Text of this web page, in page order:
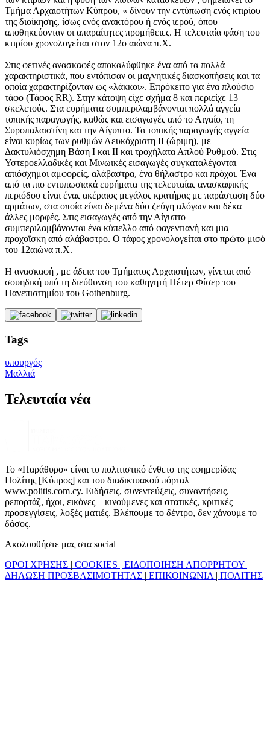
Τμήμα Αρχαιοτήτων Κύπρου, « δίνουν την εντύπωση ενός κτιρίου
της διοίκησης, ίσως ενός ανακτόρου ή ενός ιερού, όπου
αποθηκεύονταν οι απαραίτητες προμήθειες. Η τελευταία φάση του
κτιρίου χρονολογείται στον 12ο αιώνα π.Χ.
Στις φετινές ανασκαφές αποκαλύφθηκε ένα από τα πολλά
χαρακτηριστικά, που εντόπισαν οι μαγνητικές διασκοπήσεις και τα
οποία χαρακτηρίζονταν ως «λάκκοι». Επρόκειτο για ένα πλούσιο
τάφο (Τάφος RR). Στην κάτοψη είχε σχήμα 8 και περιείχε 13
σκελετούς. Στα ευρήματα συμπεριλαμβάνονται πολλά αγγεία
τοπικής παραγωγής, καθώς και εισαγωγές από το Αιγαίο, τη
Συροπαλαιστίνη και την Αίγυπτο. Τα τοπικής παραγωγής αγγεία
είναι κυρίως των ρυθμών Λευκόχριστη ΙΙ (ώριμη), με
Δακτυλιόσχημη Βάση Ι και ΙΙ και τροχήλατα Απλού Ρυθμού. Στις
Υστεροελλαδικές και Μινωικές εισαγωγές συγκαταλέγονται
απιόσχημοι αμφορείς, αλάβαστρα, ένα θήλαστρο και πρόχοι. Ένα
από τα πιο εντυπωσιακά ευρήματα της τελευταίας ανασκαφικής
περιόδου είναι ένας ακέραιος μεγάλος κρατήρας με παράσταση δύο
αρμάτων, στα οποία είναι δεμένα δύο ζεύγη αλόγων και δέκα
άλλες μορφές. Στις εισαγωγές από την Αίγυπτο
συμπεριλαμβάνονται ένα κύπελλο από φαγεντιανή και μια
προχοΐσκη από αλάβαστρο. Ο τάφος χρονολογείται στο πρώτο μισό
του 12αιώνα π.Χ.
Η ανασκαφή , με άδεια του Τμήματος Αρχαιοτήτων, γίνεται από
σουηδική υπό τη διεύθυνση του καθηγητή Πέτερ Φίσερ του
Πανεπιστημίου του Gothenburg.
Tags
υπουργός
Μαλλιά
Τελευταία νέα
Το «Παράθυρο» είναι το πολιτιστικό ένθετο της εφημερίδας
Πολίτης [Κύπρος] και του διαδικτυακού πόρταλ
www.politis.com.cy. Ειδήσεις, συνεντεύξεις, συναντήσεις,
ρεπορτάζ, ήχοι, εικόνες – κινούμενες και στατικές, κριτικές
προσεγγίσεις, λοξές ματιές. Βλέπουμε το δέντρο, δεν χάνουμε το
δάσος.
Ακολουθήστε μας στα social
ΟΡΟΙ ΧΡΗΣΗΣ | COOKIES | ΕΙΔΟΠΟΙΗΣΗ ΑΠΟΡΡΗΤΟΥ |
ΔΗΛΩΣΗ ΠΡΟΣΒΑΣΙΜΟΤΗΤΑΣ | ΕΠΙΚΟΙΝΩΝΙΑ | ΠΟΛΙΤΗΣ